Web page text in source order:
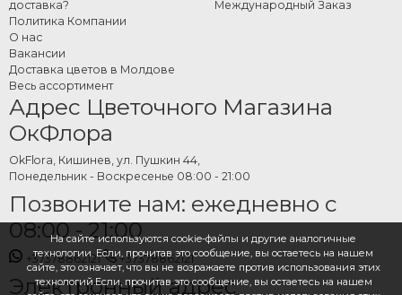
На сайте используются cookie-файлы и другие аналогичные
технологии. Если, прочитав это сообщение, вы остаетесь на нашем
сайте, это означает, что вы не возражаете против использования этих
технологий.Если, прочитав это сообщение, вы остаетесь на нашем
доставка?
Политика Компании
О нас
Вакансии
Доставка цветов в Молдове
Весь ассортимент
Международный Заказ
Адрес Цветочного Магазина
ОкФлора
OkFlora, Кишинев, ул. Пушкин 44,
Понедельник - Воскресенье 08:00 - 21:00
Позвоните нам: ежедневно с
08:00 - 21:00
+37378862121 +37378862121
Электронный адрес